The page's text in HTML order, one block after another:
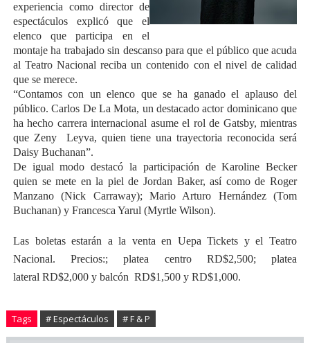
experiencia como director de
espectáculos explicó que el
elenco que participa en el
montaje ha trabajado sin descanso para que el público que acuda
al Teatro Nacional reciba un contenido con el nivel de calidad
que se merece.
“Contamos con un elenco que se ha ganado el aplauso del
público. Carlos De La Mota, un destacado actor dominicano que
ha hecho carrera internacional asume el rol de Gatsby, mientras
que Zeny Leyva, quien tiene una trayectoria reconocida será
Daisy Buchanan”.
De igual modo destacó la participación de Karoline Becker
quien se mete en la piel de Jordan Baker, así como de Roger
Manzano (Nick Carraway); Mario Arturo Hernández (Tom
Buchanan) y Francesca Yarul (Myrtle Wilson).
Las boletas estarán a la venta en Uepa Tickets y el Teatro
Nacional. Precios:; platea centro RD$2,500; platea
lateral RD$2,000 y balcón RD$1,500 y RD$1,000.
Tags # Espectáculos # F & P